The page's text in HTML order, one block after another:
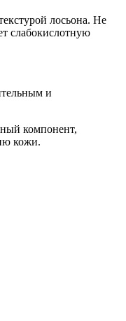
лосьона. Не
слабокислотную
и
компонент,
кожи.